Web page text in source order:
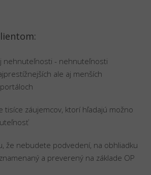
nehnuteľnosti - nehnuteľnosti
ale aj menších
tisíce záujemcov, ktorí hľadajú možno
že nebudete podvedení, na obhliadku
a preverený na základe OP